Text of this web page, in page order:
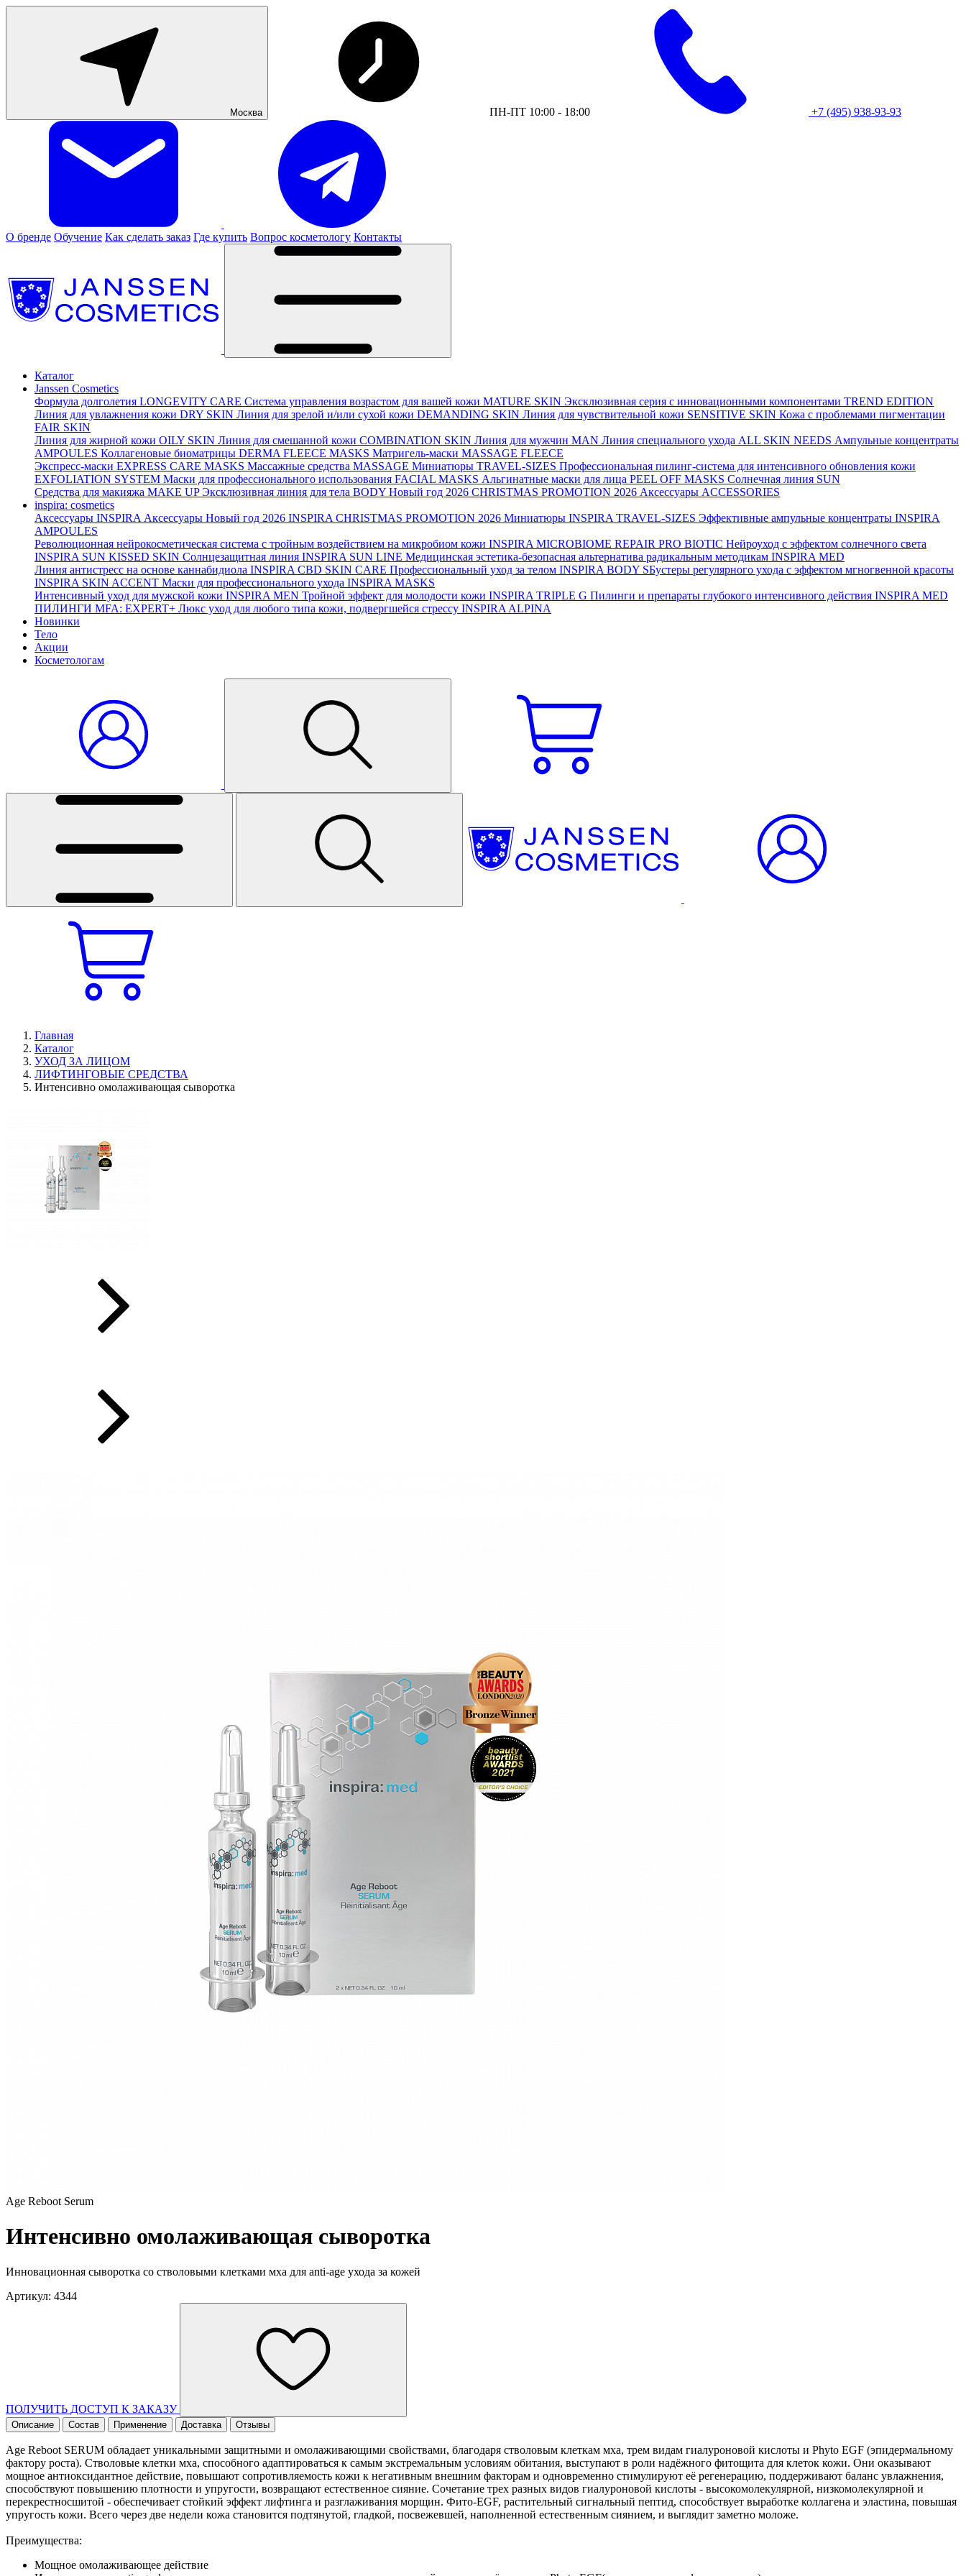
Москва ПН-ПТ 10:00 - 18:00 +7 (495) 938-93-93
О бренде Обучение Как сделать заказ Где купить Вопрос косметологу Контакты
Каталог
Janssen Cosmetics
Формула долголетия LONGEVITY CARE Система управления возрастом для вашей кожи MATURE SKIN Эксклюзивная серия с инновационными компонентами TREND EDITION
Линия для увлажнения кожи DRY SKIN Линия для зрелой и/или сухой кожи DEMANDING SKIN Линия для чувствительной кожи SENSITIVE SKIN Кожа с проблемами пигментации
FAIR SKIN
Линия для жирной кожи OILY SKIN Линия для смешанной кожи COMBINATION SKIN Линия для мужчин MAN Линия специального ухода ALL SKIN NEEDS Ампульные концентраты
AMPOULES Коллагеновые биоматрицы DERMA FLEECE MASKS Матригель-маски MASSAGE FLEECE
Экспресс-маски EXPRESS CARE MASKS Массажные средства MASSAGE Миниатюры TRAVEL-SIZES Профессиональная пилинг-система для интенсивного обновления кожи
EXFOLIATION SYSTEM Маски для профессионального использования FACIAL MASKS Альгинатные маски для лица PEEL OFF MASKS Солнечная линия SUN
Средства для макияжа MAKE UP Эксклюзивная линия для тела BODY Новый год 2026 CHRISTMAS PROMOTION 2026 Аксессуары ACCESSORIES
inspira: cosmetics
Аксессуары INSPIRA Аксессуары Новый год 2026 INSPIRA CHRISTMAS PROMOTION 2026 Миниатюры INSPIRA TRAVEL-SIZES Эффективные ампульные концентраты INSPIRA
AMPOULES
Революционная нейрокосметическая система с тройным воздействием на микробиом кожи INSPIRA MICROBIOME REPAIR PRO BIOTIC Нейроуход с эффектом солнечного света
INSPIRA SUN KISSED SKIN Солнцезащитная линия INSPIRA SUN LINE Медицинская эстетика-безопасная альтернатива радикальным методикам INSPIRA MED
Линия антистресс на основе каннабидиола INSPIRA CBD SKIN CARE Профессиональный уход за телом INSPIRA BODY SБустеры регулярного ухода с эффектом мгногвенной красоты
INSPIRA SKIN ACCENT Маски для профессионального ухода INSPIRA MASKS
Интенсивный уход для мужской кожи INSPIRA MEN Тройной эффект для молодости кожи INSPIRA TRIPLE G Пилинги и препараты глубокого интенсивного действия INSPIRA MED
ПИЛИНГИ MFA: EXPERT+ Люкс уход для любого типа кожи, подвергшейся стрессу INSPIRA ALPINA
Новинки
Тело
Акции
Косметологам
Главная
Каталог
УХОД ЗА ЛИЦОМ
ЛИФТИНГОВЫЕ СРЕДСТВА
Интенсивно омолаживающая сыворотка
Age Reboot Serum
Интенсивно омолаживающая сыворотка
Инновационная сыворотка со стволовыми клетками мха для anti-age ухода за кожей
Артикул: 4344
ПОЛУЧИТЬ ДОСТУП К ЗАКАЗУ
Описание Состав Применение Доставка Отзывы
Age Reboot SERUM обладает уникальными защитными и омолаживающими свойствами, благодаря стволовым клеткам мха, трем видам гиалуроновой кислоты и Phyto EGF (эпидермальному
фактору роста). Стволовые клетки мха, способного адаптироваться к самым экстремальным условиям обитания, выступают в роли надёжного фитощита для клеток кожи. Они оказывают
мощное антиоксидантное действие, повышают сопротивляемость кожи к негативным внешним факторам и одновременно стимулируют её регенерацию, поддерживают баланс увлажнения,
способствуют повышению плотности и упругости, возвращают естественное сияние. Сочетание трех разных видов гиалуроновой кислоты - высокомолекулярной, низкомолекулярной и
перекрестносшитой - обеспечивает стойкий эффект лифтинга и разглаживания морщин. Фито-EGF, растительный сигнальный пептид, способствует выработке коллагена и эластина, повышая
упругость кожи. Всего через две недели кожа становится подтянутой, гладкой, посвежевшей, наполненной естественным сиянием, и выглядит заметно моложе.
Преимущества:
Мощное омолаживающее действие